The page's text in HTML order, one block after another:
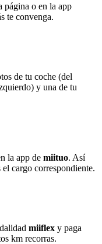
página o en la app
te convenga.
de tu coche (del
y una de tu
la app de miituo. Así
cargo correspondiente.
miiflex y paga
km recorras.